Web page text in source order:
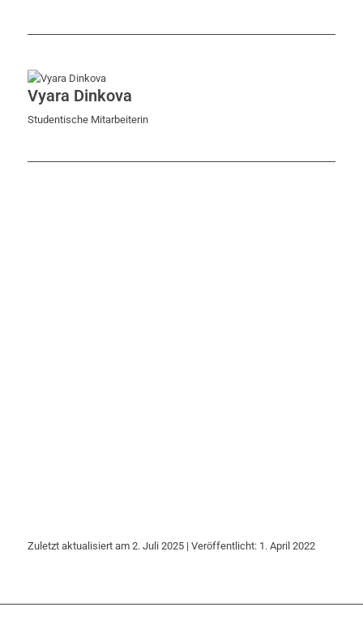
Vyara Dinkova
Studentische Mitarbeiterin
Zuletzt aktualisiert am 2. Juli 2025 | Veröffentlicht: 1. April 2022